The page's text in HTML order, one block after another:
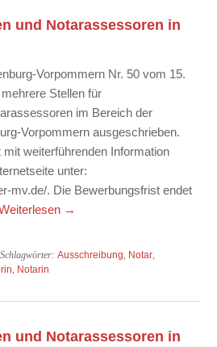
und Notarassessoren in
Vorpommern Nr. 50 vom 15.
Stellen für
im Bereich der
Vorpommern ausgeschrieben.
weiterführenden Information
unter:
mv.de/. Die Bewerbungsfrist endet
→
Schlagwörter: Ausschreibung, Notar,
, Notarin
und Notarassessoren in